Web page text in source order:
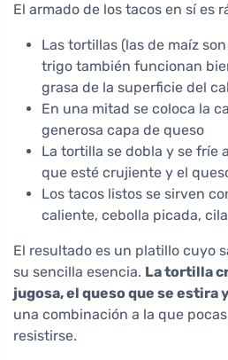
El armado de los tacos en sí es
Las tortillas (las de maíz
trigo también funcionan
grasa de la superficie del
En una mitad se coloca la
generosa capa de queso
La tortilla se dobla y se fríe
que esté crujiente y el
Los tacos listos se sirven
caliente, cebolla picada,
El resultado es un platillo cuyo
su sencilla esencia. La tortilla
jugosa, el queso que se estira
una combinación a la que
resistirse.